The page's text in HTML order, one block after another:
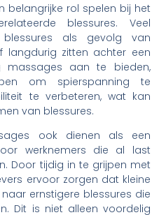
belangrijke rol spelen bij het
blessures. Veel
als gevolg van
langdurig zitten achter een
massages aan te bieden,
om spierspanning te
te verbeteren, wat kan
van blessures.
ook dienen als een
werknemers die al last
Door tijdig in te grijpen met
ervoor zorgen dat kleine
ernstigere blessures die
Dit is niet alleen voordelig